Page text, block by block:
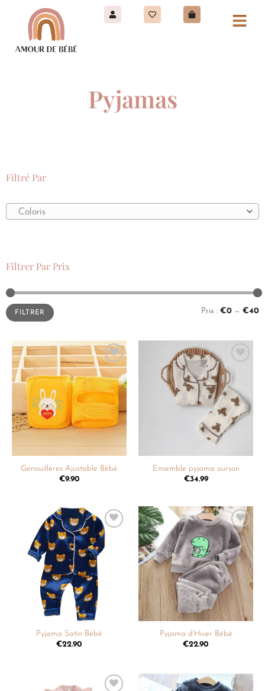
Pyjamas
Filtré Par
Coloris
Filtrer Par Prix
FILTRER Prix : €0 — €40
Ajouter
à la
liste de
souhaits
Genouillères Ajustable Bébé
€9.90
Ajouter
à la
liste de
souhaits
Ensemble pyjama ourson
€34.99
Ajouter
à la
liste de
Pyjama Satin Bébé
€22.90
Ajouter
à la
liste de
souhaits
Pyjama d’Hiver Bébé
€22.90